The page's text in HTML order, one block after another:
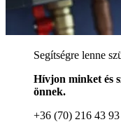
Segítségre lenne
Hívjon minket és
önnek.
+36 (70) 216 43 93